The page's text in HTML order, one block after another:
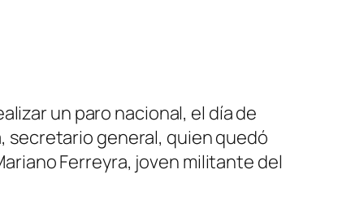
un paro nacional, el día de
secretario general, quien quedó
Ferreyra, joven militante del